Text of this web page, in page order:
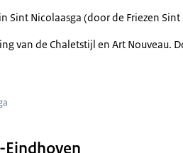
Nicolaasga (door de Friezen
van de Chaletstijl en Art
Eindhoven